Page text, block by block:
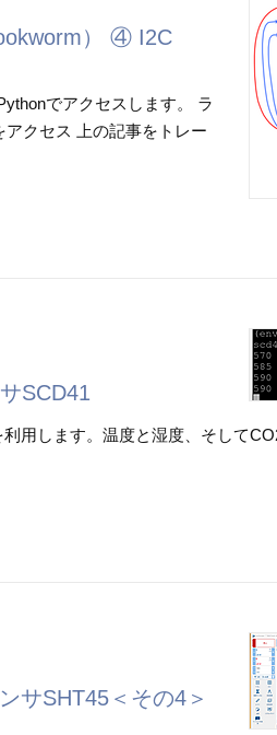
） ④ I2C
でアクセスします。 ラ
クセス 上の記事をトレー
SCD41
用します。温度と湿度、そして
サSHT45＜その4＞